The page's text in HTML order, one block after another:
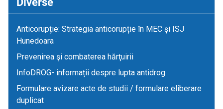
Anticorupție: Strategia anticorupție în MEC și ISJ
Hunedoara
Prevenirea şi combaterea hărţuirii
InfoDROG- informații despre lupta antidrog
Formulare avizare acte de studii / formulare eliberare
duplicat